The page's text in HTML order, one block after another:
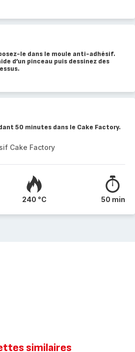
le dans le moule anti-adhésif.
d’un pinceau puis dessinez des
50 minutes dans le Cake Factory.
Cake Factory
240 °C 50 min
similaires